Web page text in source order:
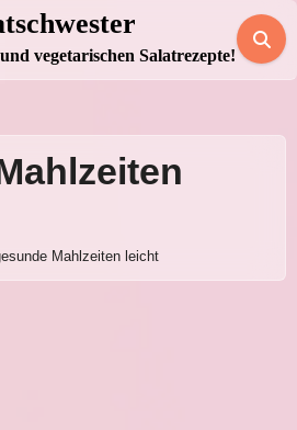
vegetarischen Salatrezepte!
Mahlzeiten leicht